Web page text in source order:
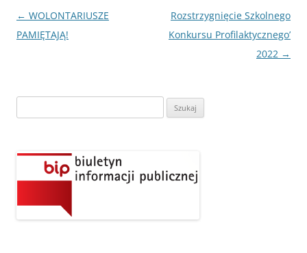
Nawigacja
wpisu
← WOLONTARIUSZE
PAMIĘTAJĄ!
Rozstrzygnięcie Szkolnego
Konkursu Profilaktycznego’
2022 →